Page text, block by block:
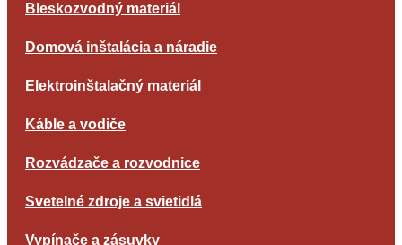
Bleskozvodný materiál
Domová inštalácia a náradie
Elektroinštalačný materiál
Káble a vodiče
Rozvádzače a rozvodnice
Svetelné zdroje a svietidlá
Vypínače a zásuvky